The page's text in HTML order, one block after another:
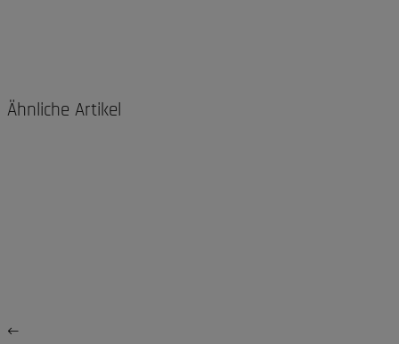
Ähnliche Artikel